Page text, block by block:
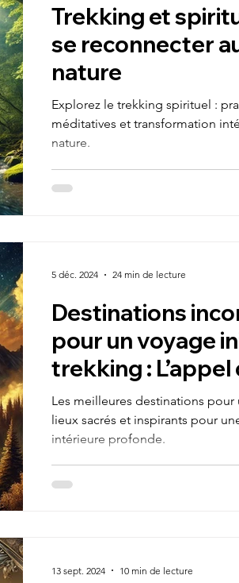
/ Alignement Chemin de Vie
Respirianisme / Pranisme
Mes aventures de vie
initiatique
Trekking et
se reconnecter
nature
Explorez le trekking spirituel :
méditatives et transformation
nature.
Destinations
pour un voyage
trekking :
comme guide
Les meilleures destinations
lieux sacrés et inspirants pour
intérieure profonde.
5 déc. 2024 24 min de lecture
13 sept. 2024 10 min de lecture